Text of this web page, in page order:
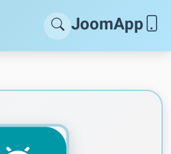
JoomApp